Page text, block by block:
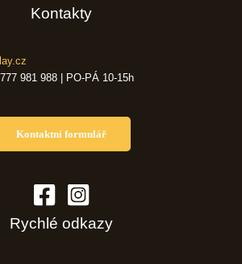
Kontakty
981 988 | PO-PÁ 10-15h
Kontaktní formulář
Rychlé odkazy